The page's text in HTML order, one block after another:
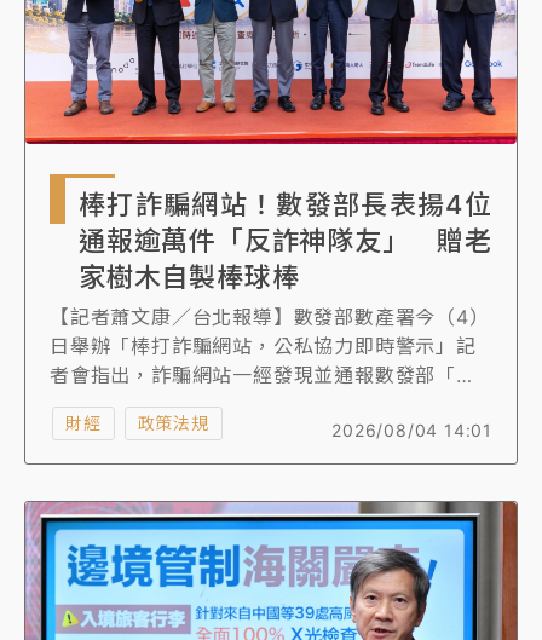
棒打詐騙網站！數發部長表揚4位
通報逾萬件「反詐神隊友」 贈老
家樹木自製棒球棒
【記者蕭文康／台北報導】數發部數產署今（4）
日舉辦「棒打詐騙網站，公私協力即時警示」記
者會指出，詐騙網站一經發現並通報數發部「網
路詐騙通報查詢網」後，會透過行政處分流程進
行封鎖，但視案件複雜度有不同期間的空窗期，
例如詐騙網站假冒成購物網站或是付費頁面，騙
序前可能仍有不知情的民眾遭詐騙，即日起則聯
合電信等業者以警示頁提醒來避免受騙。
2026/08/04 14:01
財經 政策法規